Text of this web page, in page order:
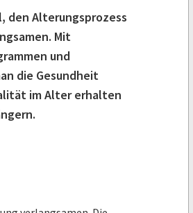
den Alterungsprozess
Mit
und
die Gesundheit
im Alter erhalten